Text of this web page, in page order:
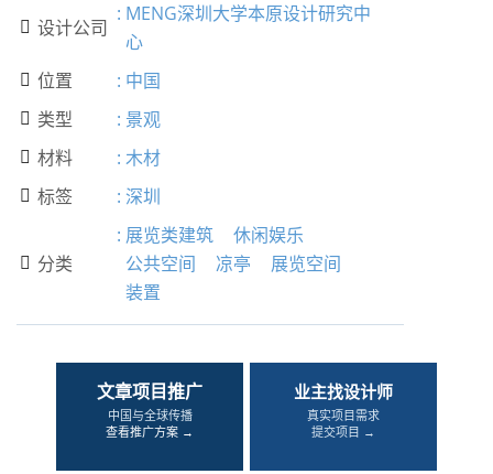
 设计公司
: MENG深圳大学本原设计研究中
心
 位置 : 中国
 类型 : 景观
 材料 : 木材
 标签 : 深圳
 分类
: 展览类建筑
休闲娱乐
公共空间
凉亭
展览空间
装置
文章项目推广
中国与全球传播
查看推广方案 →
业主找设计师
真实项目需求
提交项目 →